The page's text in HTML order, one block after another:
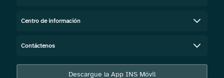
Centro de información
Contáctenos
Descargue la App INS Móvil